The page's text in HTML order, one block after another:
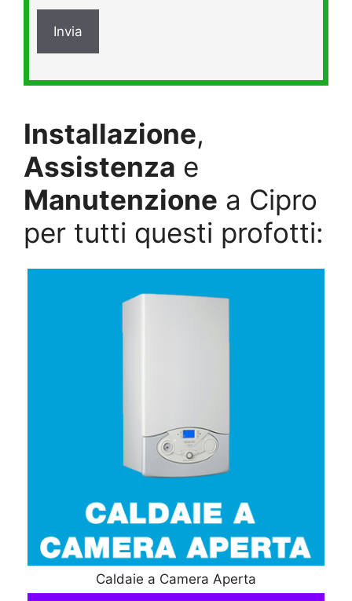
Installazione,
Assistenza e
Manutenzione a Cipro
per tutti questi profotti:
Caldaie a Camera Aperta